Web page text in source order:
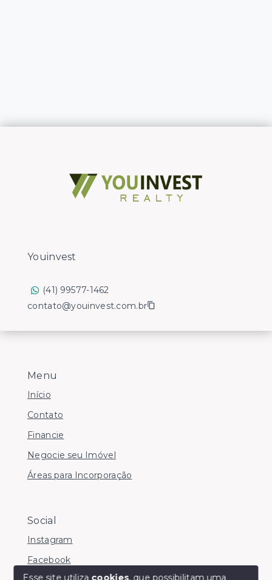
Menu
Início
Contato
Financie
Negocie seu Imóvel
Áreas para Incorporação
Social
Instagram
Facebook
Youinvest
(41) 99577-1462
contato@youinvest.com.br
Esse site utiliza cookies, que possibilitam uma